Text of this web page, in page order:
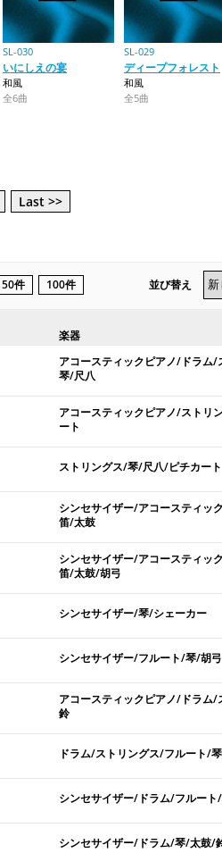
SL-030
いにしえの宴
和風
全6曲
SL-029
ディープフォレスト
和風
全5曲
Last >>
50件 100件 並び替え
楽器
アコースティックピアノ/ドラム/
琴/尺八
アコースティックピアノ/ストリ
ート
ストリングス/琴/尺八/ピチカート
シンセサイザー/アコースティッ
笛/太鼓
シンセサイザー/アコースティッ
笛/太鼓/胡弓
シンセサイザー/琴/シェーカー
シンセサイザー/フルート/琴/胡弓
アコースティックピアノ/ドラム/
鈴
ドラム/ストリングス/フルート/
シンセサイザー/ドラム/フルー
シンセサイザー/ドラム/琴/太鼓/